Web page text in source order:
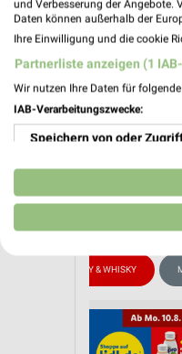
WHISKEY & WHISKY
und Verbesserung der Angebote.
Daten können außerhalb der
Ihre Einwilligung und die cookie
Partnerliste anzeigen (1
Wir nutzen Ihre Daten für folgende
IAB-Verarbeitungszwecke:
Speichern von oder
Verwendung reduzierter
Erstellung von Profilen
Erstellung von Profilen
Verwendung von